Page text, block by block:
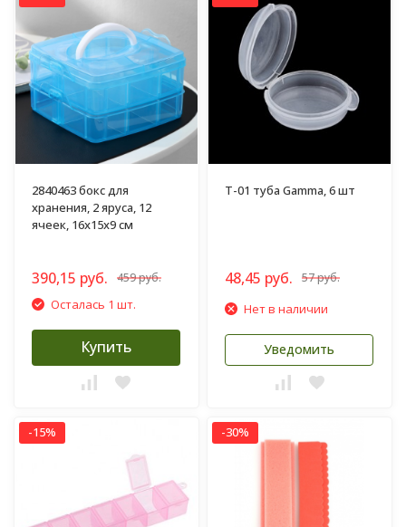
2840463 бокс для
хранения, 2 яруса, 12
ячеек, 16х15х9 см
390,15 руб. 459 руб.
Осталась 1 шт.
Купить
T-01 туба Gamma, 6 шт
48,45 руб. 57 руб.
Нет в наличии
Уведомить
-15% -30%